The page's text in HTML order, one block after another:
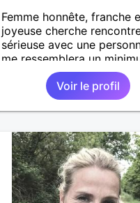
Femme honnête, franche
joyeuse cherche
sérieuse avec une
me ressemblera un
des défauts comme tout le
monde et souhaite une vie
sereine dans une relation
long terme.
Voir le profil